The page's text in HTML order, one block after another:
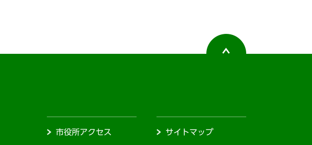
市役所アクセス サイトマップ